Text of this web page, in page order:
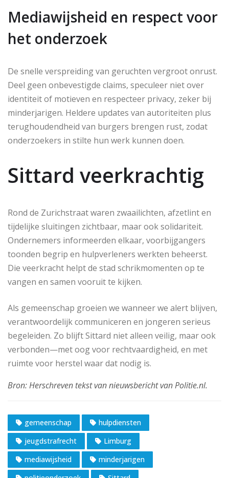
Mediawijsheid en respect voor
het onderzoek
De snelle verspreiding van geruchten vergroot onrust.
Deel geen onbevestigde claims, speculeer niet over
identiteit of motieven en respecteer privacy, zeker bij
minderjarigen. Heldere updates van autoriteiten plus
terughoudendheid van burgers brengen rust, zodat
onderzoekers in stilte hun werk kunnen doen.
Sittard veerkrachtig
Rond de Zurichstraat waren zwaailichten, afzetlint en
tijdelijke sluitingen zichtbaar, maar ook solidariteit.
Ondernemers informeerden elkaar, voorbijgangers
toonden begrip en hulpverleners werkten beheerst.
Die veerkracht helpt de stad schrikmomenten op te
vangen en samen vooruit te kijken.
Als gemeenschap groeien we wanneer we alert blijven,
verantwoordelijk communiceren en jongeren serieus
begeleiden. Zo blijft Sittard niet alleen veilig, maar ook
verbonden—met oog voor rechtvaardigheid, en met
ruimte voor herstel waar dat nodig is.
gemeenschap
hulpdiensten
jeugdstrafrecht
Limburg
mediawijsheid
minderjarigen